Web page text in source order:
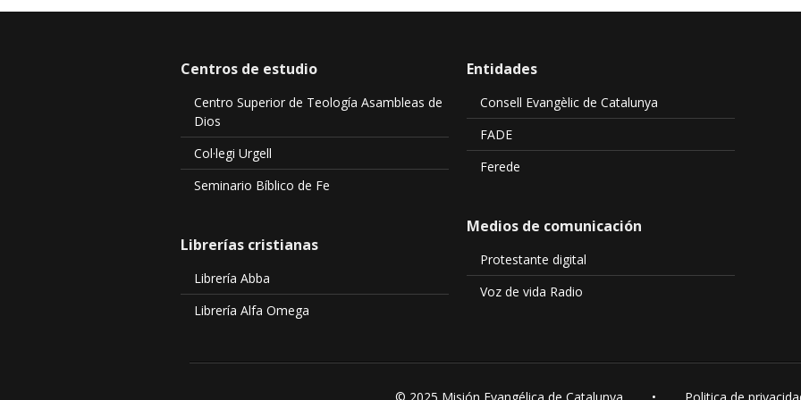
Centros de estudio
Centro Superior de Teología Asambleas de
Dios
Col·legi Urgell
Seminario Bíblico de Fe
Librerías cristianas
Librería Abba
Librería Alfa Omega
Entidades
Consell Evangèlic de Catalunya
FADE
Ferede
Medios de comunicación
Protestante digital
Voz de vida Radio